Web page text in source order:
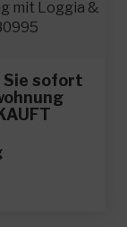
Sie sofort